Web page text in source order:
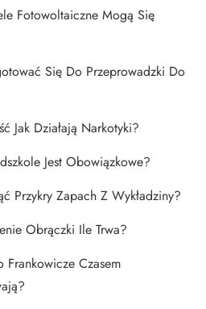
Fotowoltaiczne Mogą Się
Się Do Przeprowadzki Do
Jak Działają Narkotyki?
Jest Obowiązkowe?
Przykry Zapach Z Wykładziny?
Obrączki Ile Trwa?
Frankowicze Czasem